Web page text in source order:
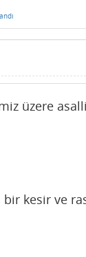
üzere
kesir ve